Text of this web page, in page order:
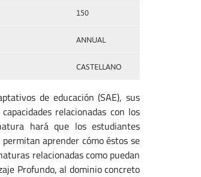
150
ANNUAL
CASTELLANO
de educación (SAE), sus
relacionadas con los
hará que los estudiantes
aprender cómo éstos se
relacionadas como puedan
Profundo, al dominio concreto